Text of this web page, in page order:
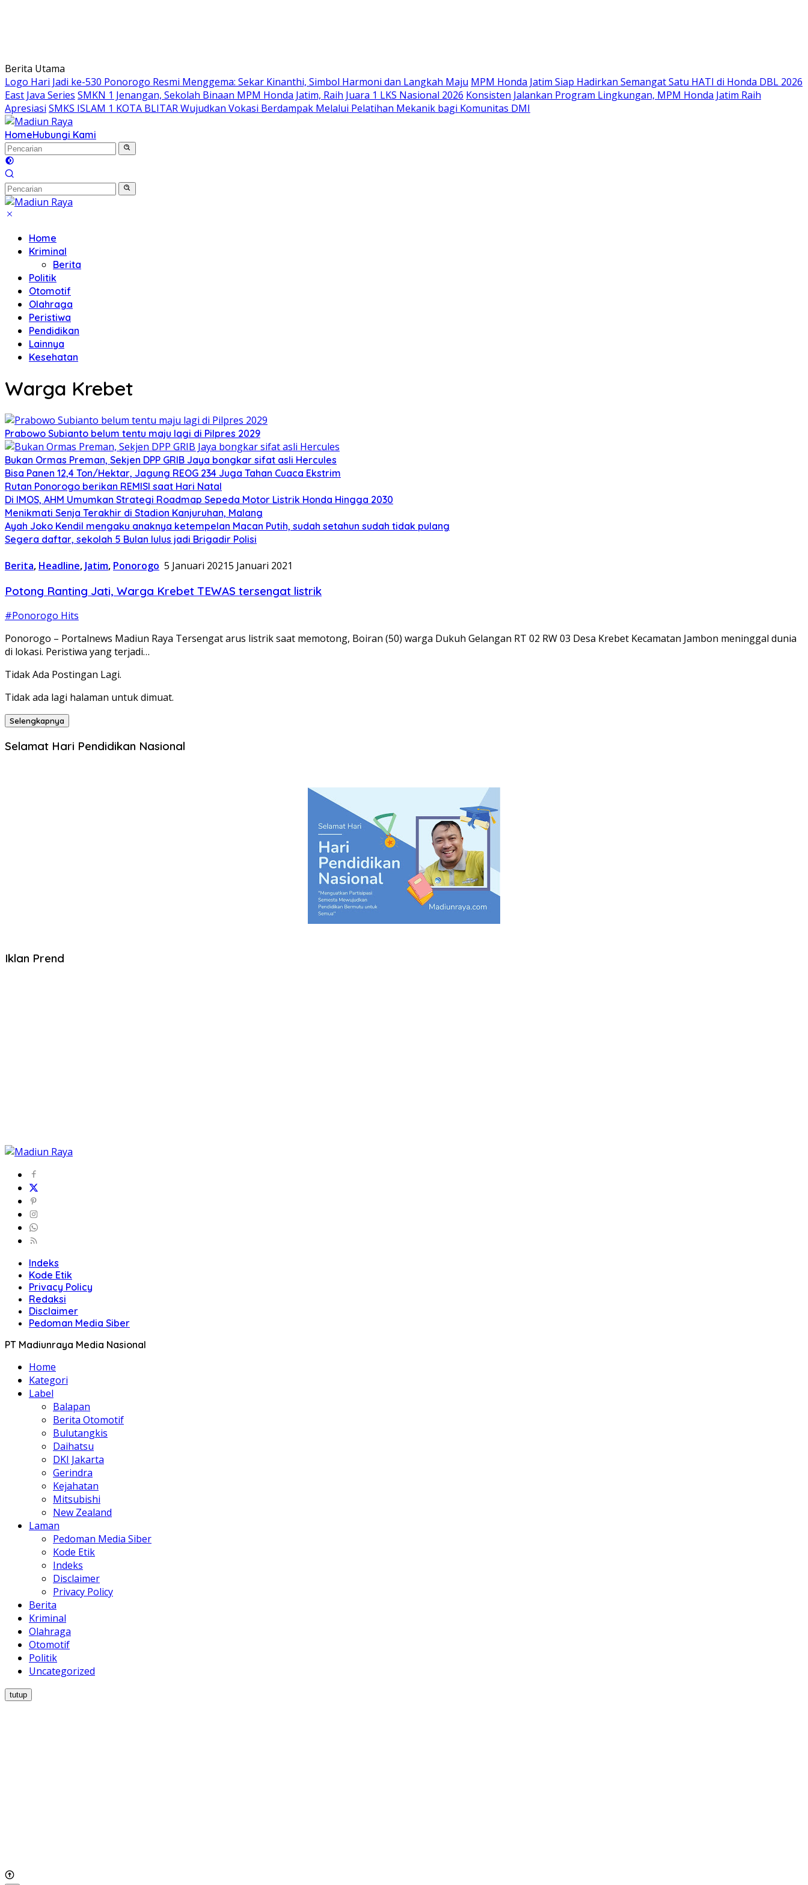
Berita Utama
Logo Hari Jadi ke-530 Ponorogo Resmi Menggema: Sekar Kinanthi, Simbol Harmoni dan Langkah Maju MPM Honda Jatim Siap Hadirkan Semangat Satu HATI di Honda DBL 2026
East Java Series SMKN 1 Jenangan, Sekolah Binaan MPM Honda Jatim, Raih Juara 1 LKS Nasional 2026 Konsisten Jalankan Program Lingkungan, MPM Honda Jatim Raih
Apresiasi SMKS ISLAM 1 KOTA BLITAR Wujudkan Vokasi Berdampak Melalui Pelatihan Mekanik bagi Komunitas DMI
HomeHubungi Kami
Home
Kriminal
Berita
Politik
Otomotif
Olahraga
Peristiwa
Pendidikan
Lainnya
Kesehatan
Warga Krebet
Prabowo Subianto belum tentu maju lagi di Pilpres 2029
Bukan Ormas Preman, Sekjen DPP GRIB Jaya bongkar sifat asli Hercules
Bisa Panen 12,4 Ton/Hektar, Jagung REOG 234 Juga Tahan Cuaca Ekstrim
Rutan Ponorogo berikan REMISI saat Hari Natal
Di IMOS, AHM Umumkan Strategi Roadmap Sepeda Motor Listrik Honda Hingga 2030
Menikmati Senja Terakhir di Stadion Kanjuruhan, Malang
Ayah Joko Kendil mengaku anaknya ketempelan Macan Putih, sudah setahun sudah tidak pulang
Segera daftar, sekolah 5 Bulan lulus jadi Brigadir Polisi
Berita, Headline, Jatim, Ponorogo 5 Januari 20215 Januari 2021
Potong Ranting Jati, Warga Krebet TEWAS tersengat listrik
#Ponorogo Hits
Ponorogo – Portalnews Madiun Raya Tersengat arus listrik saat memotong, Boiran (50) warga Dukuh Gelangan RT 02 RW 03 Desa Krebet Kecamatan Jambon meninggal dunia
di lokasi. Peristiwa yang terjadi…
Tidak Ada Postingan Lagi.
Tidak ada lagi halaman untuk dimuat.
Selengkapnya
Selamat Hari Pendidikan Nasional
Iklan Prend
Indeks
Kode Etik
Privacy Policy
Redaksi
Disclaimer
Pedoman Media Siber
PT Madiunraya Media Nasional
Home
Kategori
Label
Balapan
Berita Otomotif
Bulutangkis
Daihatsu
DKI Jakarta
Gerindra
Kejahatan
Mitsubishi
New Zealand
Laman
Pedoman Media Siber
Kode Etik
Indeks
Disclaimer
Privacy Policy
Berita
Kriminal
Olahraga
Otomotif
Politik
Uncategorized
tutup